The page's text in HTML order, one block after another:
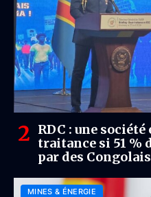
RDC : une
traitance si 51 %
par des Congolais
MINES & ÉNERGIE